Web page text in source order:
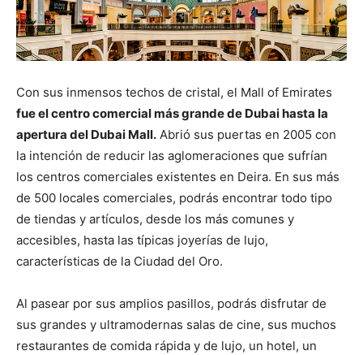
Con sus inmensos techos de cristal, el Mall of Emirates
fue el centro comercial más grande de Dubai hasta la
apertura del Dubai Mall. Abrió sus puertas en 2005 con
la intención de reducir las aglomeraciones que sufrían
los centros comerciales existentes en Deira. En sus más
de 500 locales comerciales, podrás encontrar todo tipo
de tiendas y artículos, desde los más comunes y
accesibles, hasta las típicas joyerías de lujo,
características de la Ciudad del Oro.
Al pasear por sus amplios pasillos, podrás disfrutar de
sus grandes y ultramodernas salas de cine, sus muchos
restaurantes de comida rápida y de lujo, un hotel, un